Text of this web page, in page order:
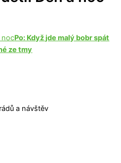
Po: Když jde malý bobr spát
ze tmy
a návštěv